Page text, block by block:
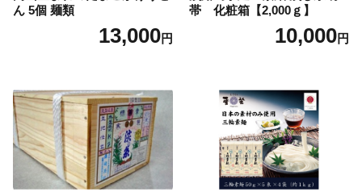
ん 5個 麺類
13,000円
帯 化粧箱【2,000ｇ】
10,000円